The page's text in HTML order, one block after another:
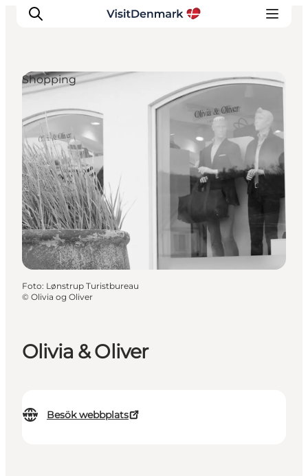
Inspiration
Resmål
Aktiviteter
Övernatta
Planera resan
Olivia & Oliver
Besök webbplats
Shopping
Foto: Lønstrup Turistbureau
© Olivia og Oliver